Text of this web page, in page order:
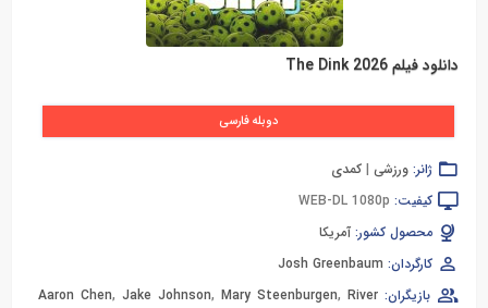
دانلود فیلم The Dink 2026
دوبله فارسی
ژانر: ورزشی | کمدی
کیفیت: WEB-DL 1080p
محصول کشور: آمریکا
کارگردان: Josh Greenbaum
بازیگران:
Aaron Chen, Jake Johnson, Mary Steenburgen, River